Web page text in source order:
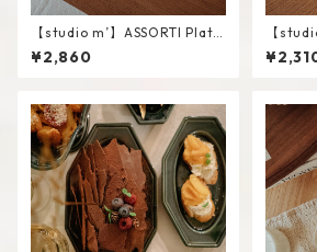
【studio m’】ASSORTI Plate
/ L
¥2,860
【
/ S